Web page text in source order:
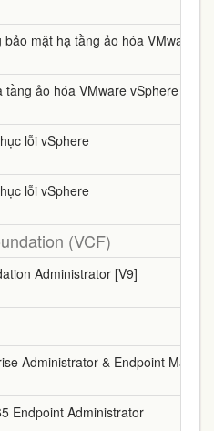
mật hạ tầng ảo hóa VMware
ảo hóa VMware vSphere [V8]
lỗi vSphere
lỗi vSphere
(VCF)
Administrator [V9]
Administrator & Endpoint
Endpoint Administrator